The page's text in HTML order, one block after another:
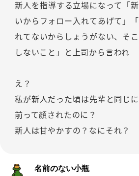
新人を指導する立場になって「
いからフォロー入れてあげて」
れてないからしょうがない、そ
しないこと」と上司から言われ
え？
私が新人だった頃は先輩と同じ
前って顔されたのに？
新人は甘やかすの？なにそれ？
名前のない小瓶